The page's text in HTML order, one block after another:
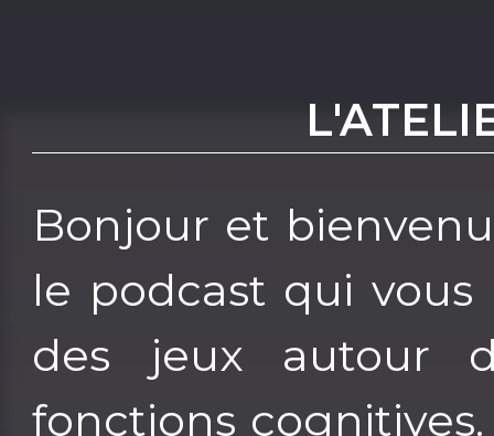
Bonjour et
le podcast qui vous
des jeux autour
fonctions